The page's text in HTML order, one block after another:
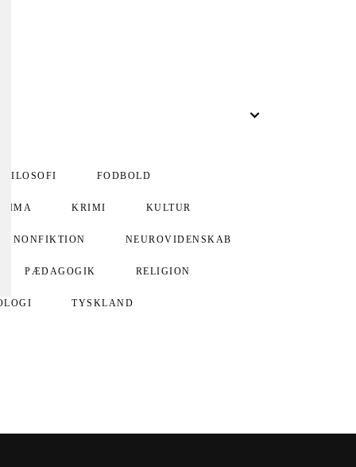
FILOSOFI FODBOLD
KLIMA KRIMI KULTUR
NONFIKTION NEUROVIDENSKAB
PÆDAGOGIK RELIGION
TYSKLAND